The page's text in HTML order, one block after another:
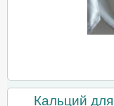
Кальций